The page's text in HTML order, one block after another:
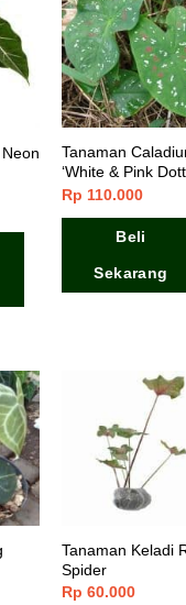
Tanaman
‘White & Pink
Rp 110.000
Beli
Sekarang
Tanaman Keladi
Spider
Rp 60.000